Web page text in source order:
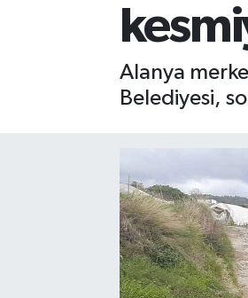
Alanya
Belediyesi,
Gizlilik İlkeleri - Privacy